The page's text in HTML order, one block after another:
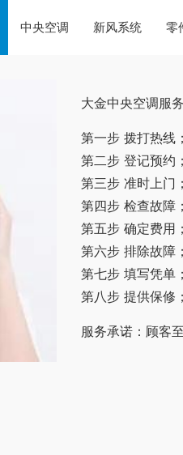
中央空调 新风系统 零
大金中央空调服
第一步 拨打热线；
第二步 登记预约；
第三步 准时上门；
第四步 检查故障；
第五步 确定费用；
第六步 排除故障；
第七步 填写凭单；
第八步 提供保修；
服务承诺：顾客